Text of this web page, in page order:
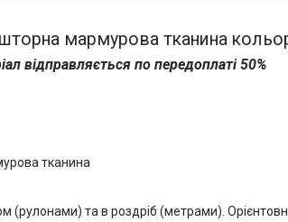
мармурова тканина
відправляється по передоплаті 50%
тканина
(рулонами) та в роздріб (метрами).